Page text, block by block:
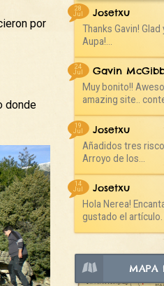
por
donde
28
Jul
Josetxu
Thanks Gavin!
Aupa!...
24
Jul
Gavin
Muy bonito!!
amazing site..
19
Jul
Josetxu
Añadidos tres
Arroyo de los...
14
Jul
Josetxu
Hola Nerea!
gustado el artículo.